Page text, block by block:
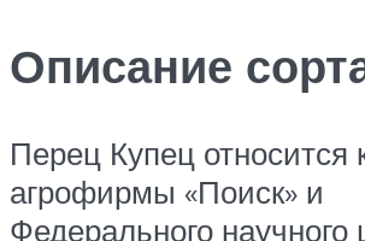
Описание
Перец Купец относится
агрофирмы «Поиск» и
Федерального научного